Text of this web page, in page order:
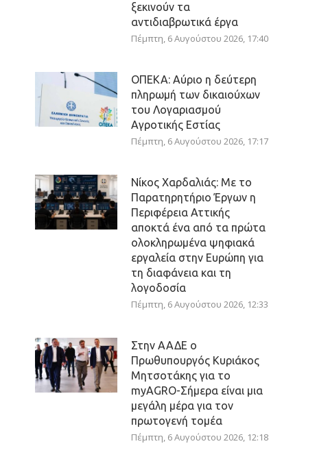
ξεκινούν τα
αντιδιαβρωτικά έργα
Πέμπτη, 6 Αυγούστου 2026, 17:40
ΟΠΕΚΑ: Αύριο η δεύτερη
πληρωμή των δικαιούχων
του Λογαριασμού
Αγροτικής Εστίας
Πέμπτη, 6 Αυγούστου 2026, 17:17
Νίκος Χαρδαλιάς: Με το
Παρατηρητήριο Έργων η
Περιφέρεια Αττικής
αποκτά ένα από τα πρώτα
ολοκληρωμένα ψηφιακά
εργαλεία στην Ευρώπη για
τη διαφάνεια και τη
λογοδοσία
Πέμπτη, 6 Αυγούστου 2026, 12:33
Στην ΑΑΔΕ ο
Πρωθυπουργός Κυριάκος
Μητσοτάκης για το
myAGRO-Σήμερα είναι μια
μεγάλη μέρα για τον
πρωτογενή τομέα
Πέμπτη, 6 Αυγούστου 2026, 12:18